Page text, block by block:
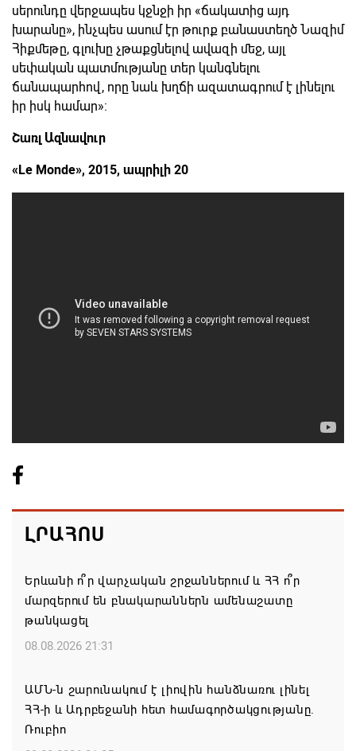
սերունդը վերջապես կջնջի իր «ճակատից այդ
խարանը», ինչպես ասում էր թուրք բանաստեղծ Նազիմ
Հիքմեթը, գլուխը չթաքցնելով ավազի մեջ, այլ
սեփական պատմությանը տեր կանգնելու
ճանապարհով, որը նաև խղճի ազատագրում է լինելու
իր իսկ համար»:
Շառլ Ազնավուր
«Le Monde», 2015, ապրիլի 20
ԼՐԱՀՈՍ
Երևանի ո՞ր վարչական շրջաններում և ՀՀ ո՞ր
մարզերում են բնակարաններն ամենաշատը
թանկացել
08.08.2026 21:31
ԱՄՆ-ն շարունակում է լիովին հանձնառու լինել
ՀՀ-ի և Ադրբեջանի հետ համագործակցությանը.
Ռուբիո